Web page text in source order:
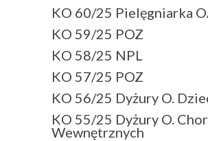
KO 60/25 Pielęgniarka
KO 59/25 POZ
KO 58/25 NPL
KO 57/25 POZ
KO 56/25 Dyżury O.
KO 55/25 Dyżury O.
Wewnętrznych